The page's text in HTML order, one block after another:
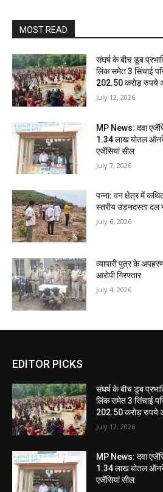
MOST READ
संघर्ष के बीच डूब
लिंक समेत 3 सिंचाई
202.50 करोड़ रुपये
July 12, 2026
MP News: दवा
1.34 लाख बोतल
एजेंसियां सील
July 7, 2026
पन्ना: वन क्षेत्र में
स्तरीय उड़नदस्ता दल
July 6, 2026
व्यापारी पुत्र के
आरोपी गिरफ्तार
July 4, 2026
EDITOR PICKS
संघर्ष के बीच डूब
लिंक समेत 3 सिंचाई
202.50 करोड़ रुपये
July 12, 2026
MP News: दवा
1.34 लाख बोतल
एजेंसियां सील